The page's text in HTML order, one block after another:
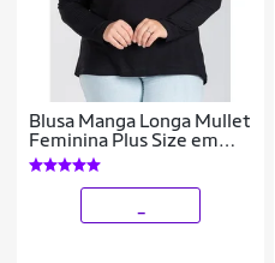
Blusa Manga Longa Mullet
Feminina Plus Size em
Malha de Viscose com
Elastano - Serena